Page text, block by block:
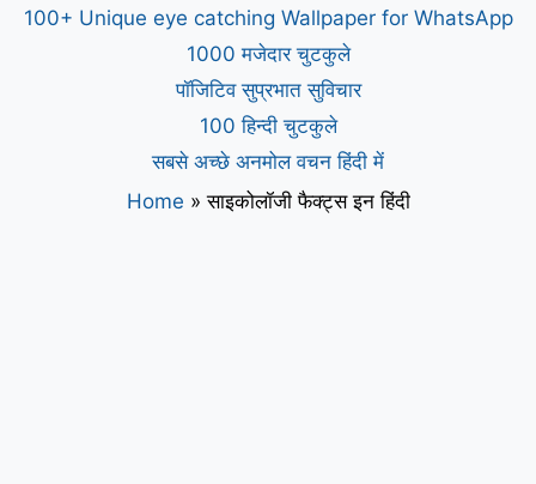
100+ Unique eye catching Wallpaper for WhatsApp
1000 मजेदार चुटकुले
पॉजिटिव सुप्रभात सुविचार
100 हिन्दी चुटकुले
सबसे अच्छे अनमोल वचन हिंदी में
Home »साइकोलॉजी फैक्ट्स इन हिंदी